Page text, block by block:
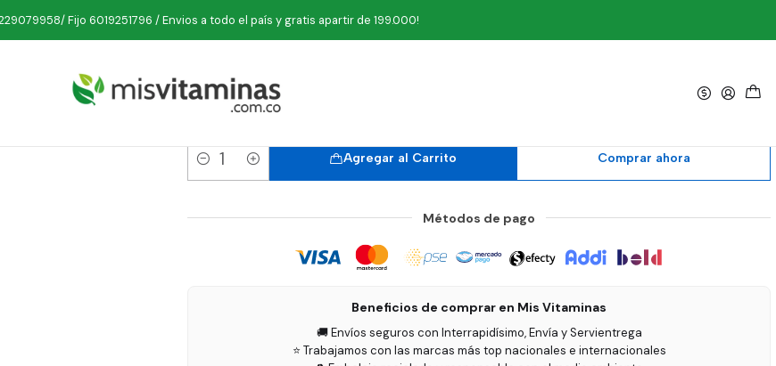
Fijo 6019251796 / Envios a todo el país y gratis apartir de 199.000!
Inicio Belleza Aceites Aceite de Oliva 160 ml Zoi
Aceite de Oliva 160 ml Zoi
Cantidad
Agregar al Carrito Comprar ahora
Métodos de pago
Beneficios de comprar en Mis Vitaminas
🚚 Envíos seguros con Interrapidísimo, Envía y Servientrega
⭐ Trabajamos con las marcas más top nacionales e internacionales